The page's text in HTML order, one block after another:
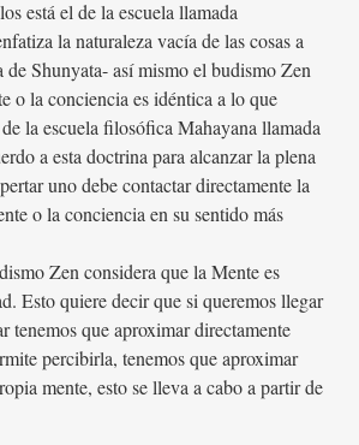
está el de la escuela llamada
la naturaleza vacía de las cosas a
Shunyata- así mismo el budismo Zen
o la conciencia es idéntica a lo que
la escuela filosófica Mahayana llamada
a esta doctrina para alcanzar la plena
uno debe contactar directamente la
o la conciencia en su sentido más
Zen considera que la Mente es
Esto quiere decir que si queremos llegar
tenemos que aproximar directamente
percibirla, tenemos que aproximar
mente, esto se lleva a cabo a partir de